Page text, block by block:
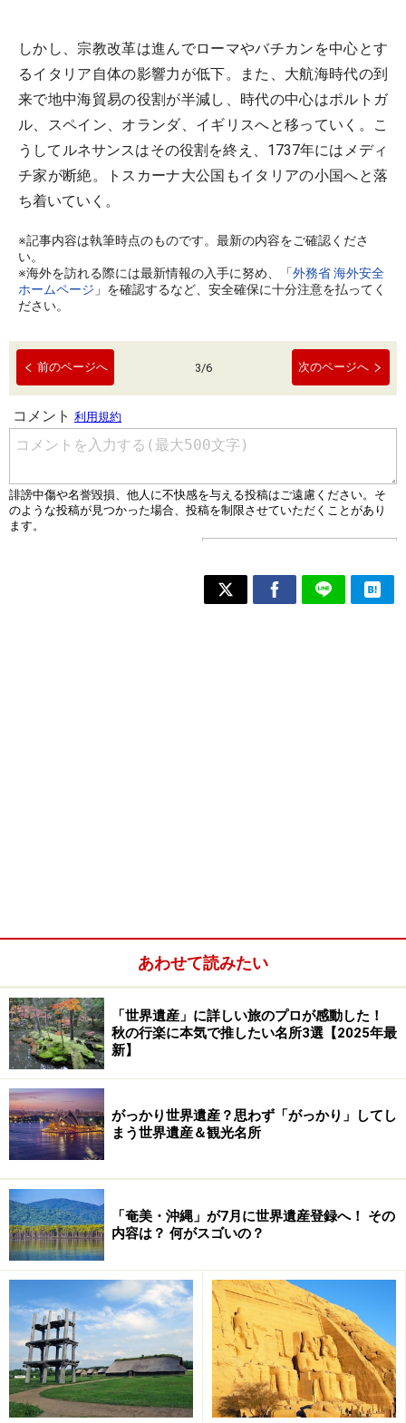
しかし、宗教改革は進んでローマやバチカンを中心とす
るイタリア自体の影響力が低下。また、大航海時代の到
来で地中海貿易の役割が半減し、時代の中心はポルトガ
ル、スペイン、オランダ、イギリスへと移っていく。こ
うしてルネサンスはその役割を終え、1737年にはメディ
チ家が断絶。トスカーナ大公国もイタリアの小国へと落
ち着いていく。
※記事内容は執筆時点のものです。最新の内容をご確認くださ
い。
※海外を訪れる際には最新情報の入手に努め、「外務省 海外安全
ホームページ 」を確認するなど、安全確保に十分注意を払ってく
ださい。
前のページへ 3/6 次のページへ
あわせて読みたい
「世界遺産」に詳しい旅のプロが感動した！
秋の行楽に本気で推したい名所3選【2025年最
新】
がっかり世界遺産？思わず「がっかり」してし
まう世界遺産＆観光名所
「奄美・沖縄」が7月に世界遺産登録へ！ その
内容は？ 何がスゴいの？